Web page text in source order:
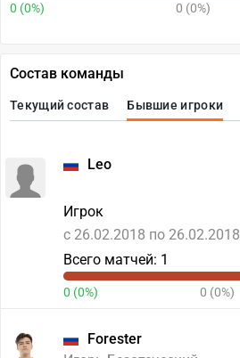
0 (0%) 0 (0%)
Состав команды
Текущий состав Бывшие игроки
Leo
Игрок
c 26.02.2018 по 26.02.2018
Всего матчей: 1
0 (0%) 0 (0%)
Forester